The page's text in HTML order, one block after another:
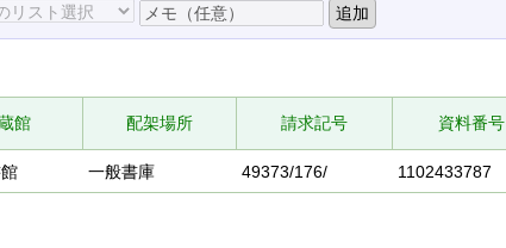
館 配架場所 請求記号 資料番号
一般書庫 49373/176/ 1102433787